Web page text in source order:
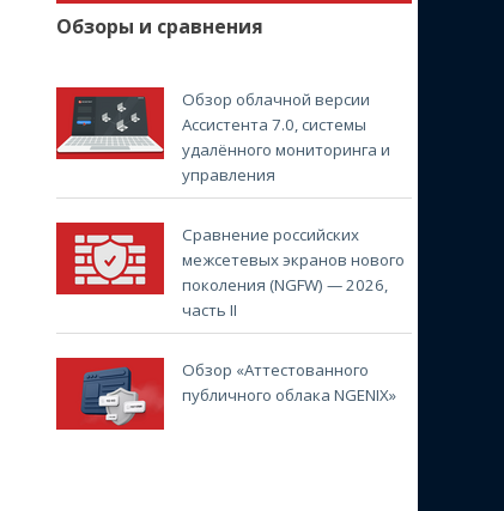
Обзоры и сравнения
Обзор облачной версии
Ассистента 7.0, системы
удалённого мониторинга и
управления
Сравнение российских
межсетевых экранов нового
поколения (NGFW) — 2026,
часть II
Обзор «Аттестованного
публичного облака NGENIX»